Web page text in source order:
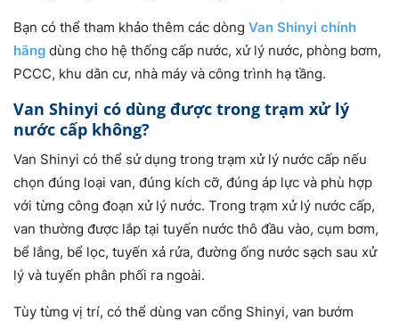
Bạn có thể tham khảo thêm các dòng Van Shinyi chính
hãng dùng cho hệ thống cấp nước, xử lý nước, phòng bơm,
PCCC, khu dân cư, nhà máy và công trình hạ tầng.
Van Shinyi có dùng được trong trạm xử lý
nước cấp không?
Van Shinyi có thể sử dụng trong trạm xử lý nước cấp nếu
chọn đúng loại van, đúng kích cỡ, đúng áp lực và phù hợp
với từng công đoạn xử lý nước. Trong trạm xử lý nước cấp,
van thường được lắp tại tuyến nước thô đầu vào, cụm bơm,
bể lắng, bể lọc, tuyến xả rửa, đường ống nước sạch sau xử
lý và tuyến phân phối ra ngoài.
Tùy từng vị trí, có thể dùng van cổng Shinyi, van bướm